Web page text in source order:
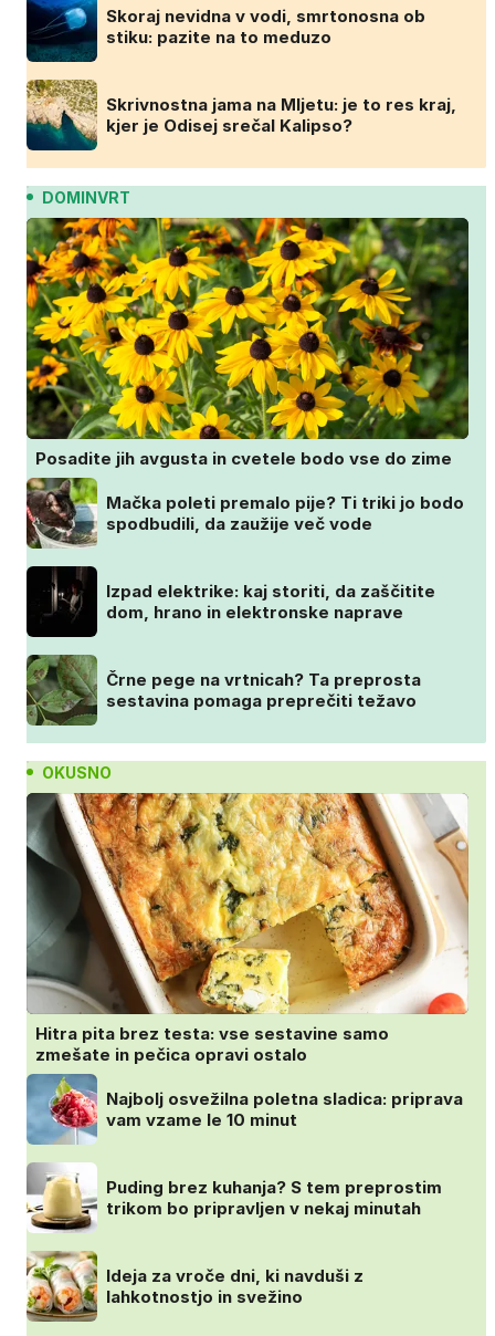
Skoraj nevidna v vodi, smrtonosna ob
stiku: pazite na to meduzo
Skrivnostna jama na Mljetu: je to res kraj,
kjer je Odisej srečal Kalipso?
DOMINVRT
Posadite jih avgusta in cvetele bodo vse do zime
Mačka poleti premalo pije? Ti triki jo bodo
spodbudili, da zaužije več vode
Izpad elektrike: kaj storiti, da zaščitite
dom, hrano in elektronske naprave
Črne pege na vrtnicah? Ta preprosta
sestavina pomaga preprečiti težavo
OKUSNO
Hitra pita brez testa: vse sestavine samo
zmešate in pečica opravi ostalo
Najbolj osvežilna poletna sladica: priprava
vam vzame le 10 minut
Puding brez kuhanja? S tem preprostim
trikom bo pripravljen v nekaj minutah
Ideja za vroče dni, ki navduši z
lahkotnostjo in svežino